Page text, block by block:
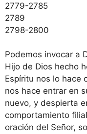
2779-2785
2789
2798-2800
Podemos invocar a
Hijo de Dios hecho
Espíritu nos lo hace
nos hace entrar en
nuevo, y despierta
comportamiento
oración del Señor,